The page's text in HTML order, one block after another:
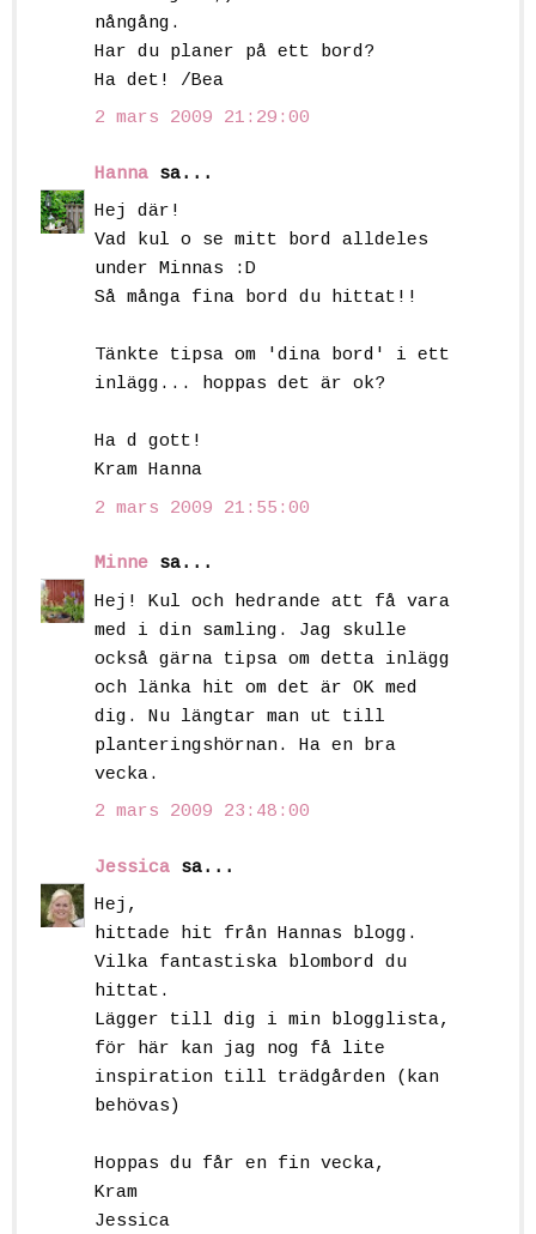
nångång.
Har du planer på ett bord?
Ha det! /Bea
2 mars 2009 21:29:00
Hanna sa...
Hej där!
Vad kul o se mitt bord alldeles
under Minnas :D
Så många fina bord du hittat!!
Tänkte tipsa om 'dina bord' i ett
inlägg... hoppas det är ok?
Ha d gott!
Kram Hanna
2 mars 2009 21:55:00
Minne sa...
Hej! Kul och hedrande att få vara
med i din samling. Jag skulle
också gärna tipsa om detta inlägg
och länka hit om det är OK med
dig. Nu längtar man ut till
planteringshörnan. Ha en bra
vecka.
2 mars 2009 23:48:00
Jessica sa...
Hej,
hittade hit från Hannas blogg.
Vilka fantastiska blombord du
hittat.
Lägger till dig i min blogglista,
för här kan jag nog få lite
inspiration till trädgården (kan
behövas)
Hoppas du får en fin vecka,
Kram
Jessica